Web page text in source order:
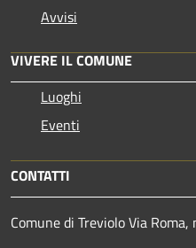
Avvisi
VIVERE IL COMUNE
Luoghi
Eventi
CONTATTI
Comune di Treviolo Via